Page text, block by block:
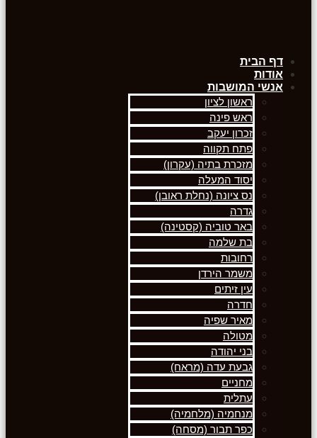
דף הבית
אודות
אנשי המושבות
ראשון לציון
ראש פינה
זכרון יעקב
פתח תקווה
מזכרת בתיה (עקרון)
יסוד המעלה
נס ציונה (נחלת ראובן)
גדרה
באר טוביה (קסטינה)
בת שלמה
רחובות
משמר הירדן
עין זיתים
חדרה
מאיר שפיה
מטולה
בני יהודה
גבעת עדה (מראח)
מחניים
עתלית
מנחמיה (מלחמיה)
כפר תבור (מסחה)